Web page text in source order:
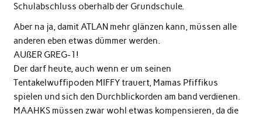
Schulabschluss oberhalb der Grundschule.
Aber na ja, damit ATLAN mehr glänzen kann, müssen alle
anderen eben etwas dümmer werden.
AUßER GREG-1!
Der darf heute, auch wenn er um seinen
Tentakelwuffipoden MIFFY trauert, Mamas Pfiffikus
spielen und sich den Durchblickorden am band verdienen.
MAAHKS müssen zwar wohl etwas kompensieren, da die